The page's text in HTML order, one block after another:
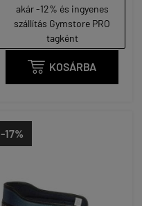
akár -12% és ingyenes
szállítás Gymstore PRO
tagként
 KOSÁRBA
-17%